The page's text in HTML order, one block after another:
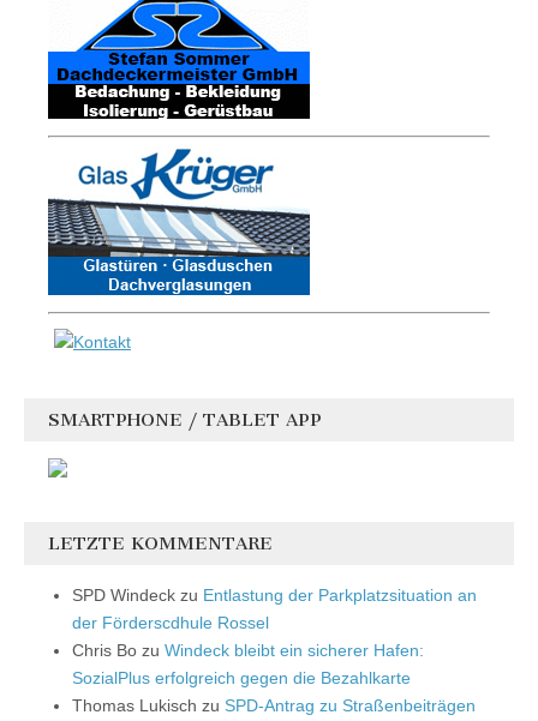
SMARTPHONE / TABLET APP
LETZTE KOMMENTARE
SPD Windeck zu Entlastung der Parkplatzsituation an
der Förderscdhule Rossel
Chris Bo zu Windeck bleibt ein sicherer Hafen:
SozialPlus erfolgreich gegen die Bezahlkarte
Thomas Lukisch zu SPD-Antrag zu Straßenbeiträgen